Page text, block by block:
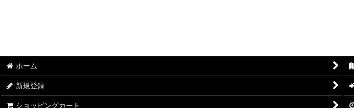
ホーム
新規登録
ショッピングカート